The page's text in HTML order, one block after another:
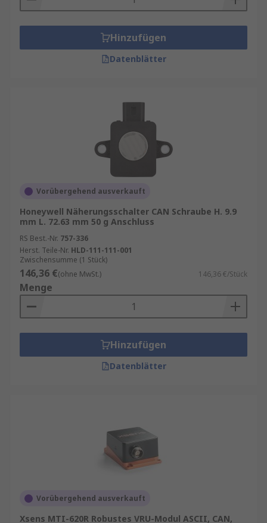
Hinzufügen
Datenblätter
Vorübergehend ausverkauft
Honeywell Näherungsschalter CAN Schraube H. 9.9
mm L. 72.63 mm 50 g Anschluss
RS Best.-Nr. 757-336
Herst. Teile-Nr. HLD-111-111-001
Zwischensumme (1 Stück)
146,36 €(ohne MwSt.) 146,36 €/Stück
Menge
Hinzufügen
Datenblätter
Vorübergehend ausverkauft
Xsens MTI-620R Robustes VRU-Modul ASCII, CAN,